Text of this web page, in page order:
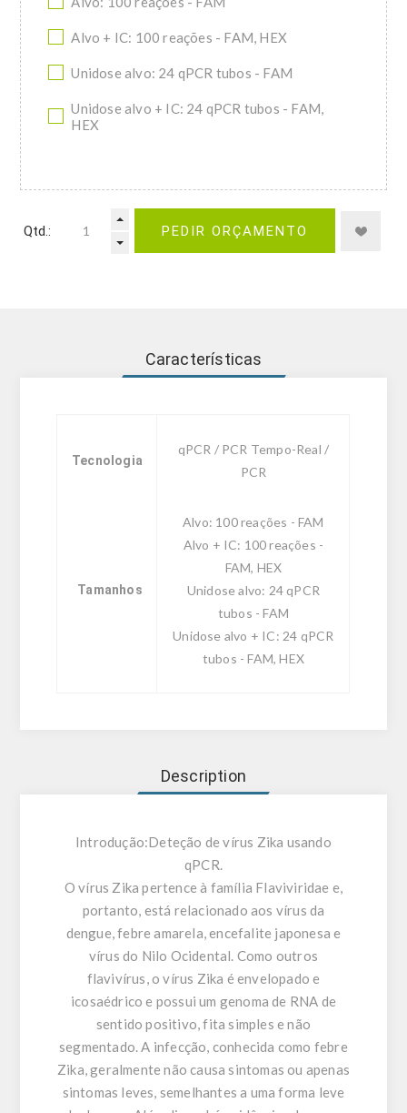
Alvo + IC: 100 reações - FAM, HEX
Unidose alvo: 24 qPCR tubos - FAM
Unidose alvo + IC: 24 qPCR tubos - FAM,
HEX
Qtd.: PEDIR ORÇAMENTO
Características
Tecnologia
qPCR / PCR Tempo-Real /
PCR
Tamanhos
Alvo: 100 reações - FAM
Alvo + IC: 100 reações -
FAM, HEX
Unidose alvo: 24 qPCR
tubos - FAM
Unidose alvo + IC: 24 qPCR
tubos - FAM, HEX
Description
Introdução:Deteção de vírus Zika usando
qPCR.
O vírus Zika pertence à família Flaviviridae e,
portanto, está relacionado aos vírus da
dengue, febre amarela, encefalite japonesa e
vírus do Nilo Ocidental. Como outros
flavivírus, o vírus Zika é envelopado e
icosaédrico e possui um genoma de RNA de
sentido positivo, fita simples e não
segmentado. A infecção, conhecida como febre
Zika, geralmente não causa sintomas ou apenas
sintomas leves, semelhantes a uma forma leve